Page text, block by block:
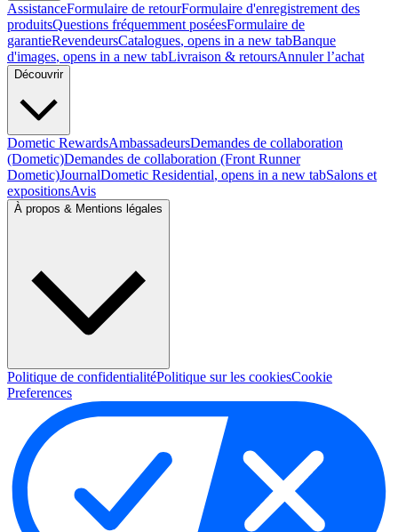
AssistanceFormulaire de retourFormulaire d'enregistrement des
produitsQuestions fréquemment poséesFormulaire de
garantieRevendeursCatalogues, opens in a new tabBanque
d'images, opens in a new tabLivraison & retoursAnnuler l’achat
Découvrir
Dometic RewardsAmbassadeursDemandes de collaboration
(Dometic)Demandes de collaboration (Front Runner
Dometic)JournalDometic Residential, opens in a new tabSalons et
expositionsAvis
À propos & Mentions légales
Politique de confidentialitéPolitique sur les cookiesCookie
Preferences